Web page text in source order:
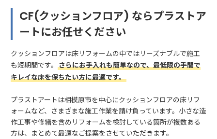
CF(クッションフロア) ならプラストア
ートにお任せください
クッションフロアは床リフォームの中ではリーズナブルで施工
も短期間です。さらにお手入れも簡単なので、最低限の手間で
キレイな床を保ちたい方に最適です。
プラストアートは相模原市を中心にクッションフロアの床リフ
ォームなど、さまざまな施工作業を請け負っています。小さな造
作工事や修繕を含めリフォームを検討している箇所が複数ある
方は、まとめて最適なご提案をさせていただきます。